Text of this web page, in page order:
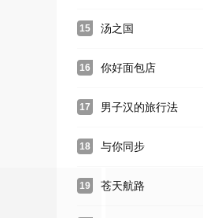
15 汤之国
16 你好面包店
17 男子汉的旅行法
18 与你同步
19 苍天航路